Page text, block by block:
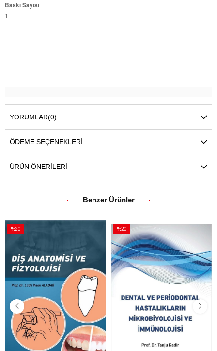
Baskı Sayısı
1
YORUMLAR(0)
ÖDEME SEÇENEKLERI
ÜRÜN ÖNERILERI
Benzer Ürünler
%20
%20İndirim
%20
İndirim
%20İndirim